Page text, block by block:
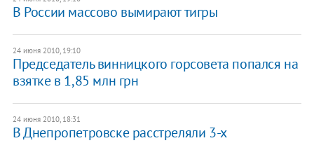
В России массово вымирают тигры
24 июня 2010, 19:10
Председатель винницкого горсовета попался на
взятке в 1,85 млн грн
24 июня 2010, 18:31
В Днепропетровске расстреляли 3-х